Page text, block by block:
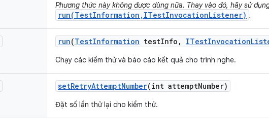
Phương thức này không được dùng nữa. Thay vào đó, hãy sử
run(TestInformation,ITestInvocationListener) .
run(TestInformation testInfo , ITestInvocation
Chạy các kiểm thử và báo cáo kết quả cho trình nghe.
setRetryAttemptNumber(int attemptNumber)
Đặt số lần thử lại cho kiểm thử.